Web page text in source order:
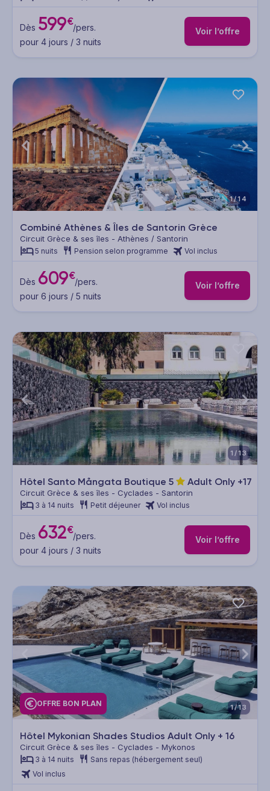
Dès 599€/pers.
pour 4 jours / 3 nuits
Voir l’offre
1/14
Combiné Athènes & Îles de Santorin Grèce
Circuit Grèce & ses îles - Athènes / Santorin
5 nuits Pension selon programme Vol inclus
Dès 609€/pers.
pour 6 jours / 5 nuits
Voir l’offre
1/13
Hôtel Santo Mångata Boutique 5 Adult Only +17
Circuit Grèce & ses îles - Cyclades - Santorin
3 à 14 nuits Petit déjeuner Vol inclus
Dès 632€/pers.
pour 4 jours / 3 nuits
Voir l’offre
OFFRE BON PLAN 1/13
Hôtel Mykonian Shades Studios Adult Only + 16
Circuit Grèce & ses îles - Cyclades - Mykonos
3 à 14 nuits
Sans repas (hébergement seul)
Vol inclus